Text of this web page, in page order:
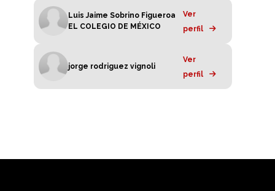
Luis Jaime Sobrino Figueroa
EL COLEGIO DE MÉXICO
Ver
perfil
jorge rodriguez vignoli
Ver
perfil